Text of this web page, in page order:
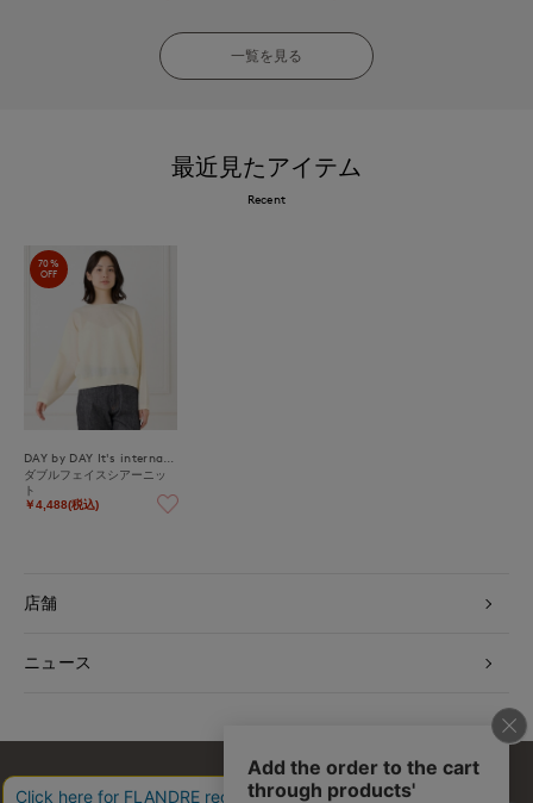
一覧を見る
最近見たアイテム
Recent
70%
OFF
ダブルフェイスシアーニッ
ト
￥4,488(税込)
店舗
ニュース